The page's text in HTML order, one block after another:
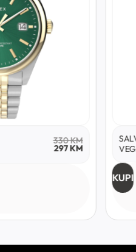
330KM
297KM
KUPI